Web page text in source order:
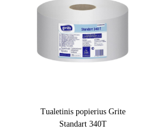
Tualetinis popierius Grite
Standart 340T